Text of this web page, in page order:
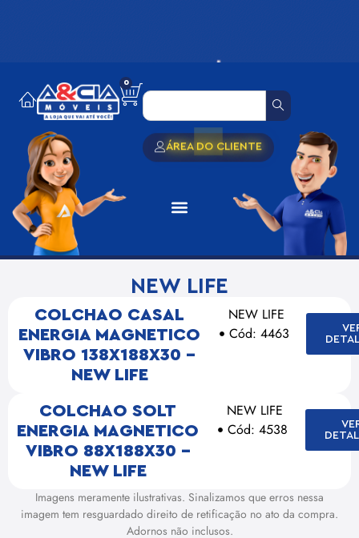
0
ÁREA DO CLIENTE
NEW LIFE
COLCHAO CASAL
ENERGIA MAGNETICO
VIBRO 138X188X30 –
NEW LIFE
NEW LIFE
Cód: 4463
COLCHAO SOLT
ENERGIA MAGNETICO
VIBRO 88X188X30 –
NEW LIFE
NEW LIFE
Cód: 4538
Imagens meramente ilustrativas. Sinalizamos que erros nessa
imagem tem resguardado direito de retificação no ato da compra.
Adornos não inclusos.